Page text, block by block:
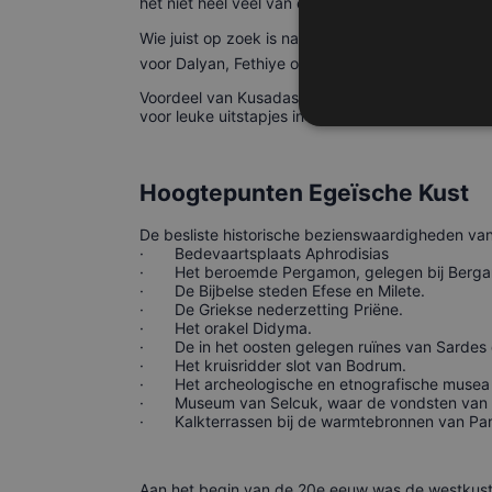
Wie juist op zoek is naar een wat rustiger
voor Dalyan, Fethiye of Içmeler (Zuid-Egeïsche
Voordeel van Kusadasi als vakantie
voor leuke uitstapjes in de mooie omgeving.
Hoogtepunten Egeïsche Kust
De besliste historische bezienswaardigheden
·
Bedevaartsplaats Aphrodisias
·
Het beroemde Pergamon, gelegen bij
·
De Bijbelse steden Efese en Milete.
·
De Griekse nederzetting Priëne.
·
Het orakel Didyma.
·
De in het oosten gelegen ruïnes van Sardes
·
Het kruisridder slot van Bodrum.
·
Het archeologische en etnografische
·
Museum van Selcuk, waar de vondsten
·
Kalkterrassen bij de warmtebronnen van